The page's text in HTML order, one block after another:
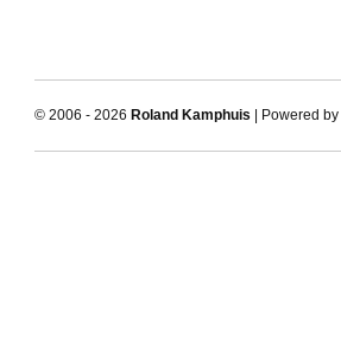
© 2006 - 2026 Roland Kamphuis | Powered by